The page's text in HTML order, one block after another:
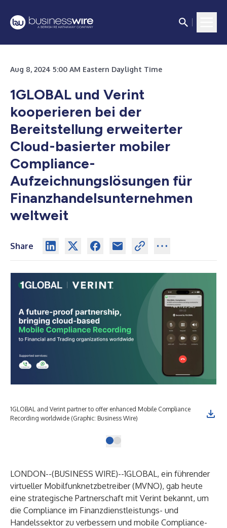
Aug 8, 2024 5:00 AM Eastern Daylight Time
1GLOBAL und Verint
kooperieren bei der
Bereitstellung erweiterter
Cloud-basierter mobiler
Compliance-
Aufzeichnungslösungen für
Finanzhandelsunternehmen
weltweit
Share
1GLOBAL and Verint partner to offer enhanced Mobile Compliance
Recording worldwide (Graphic: Business Wire)
LONDON--(BUSINESS WIRE)--1GLOBAL, ein führender
virtueller Mobilfunknetzbetreiber (MVNO), gab heute
eine strategische Partnerschaft mit Verint bekannt, um
die Compliance im Finanzdienstleistungs- und
Handelssektor zu verbessern und mobile Compliance-